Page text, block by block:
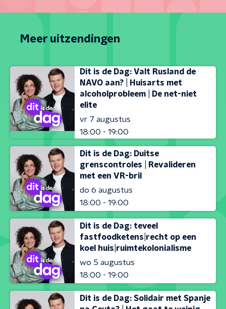
Meer uitzendingen
Dit is de Dag: Valt Rusland de
NAVO aan? | Huisarts met
alcoholprobleem | De net-niet
elite
vr 7 augustus
18:00 - 19:00
Dit is de Dag: Duitse
grenscontroles | Revalideren
met een VR-bril
do 6 augustus
18:00 - 19:00
Dit is de Dag: teveel
fastfoodketens|recht op een
koel huis|ruimtekolonialisme
wo 5 augustus
18:00 - 19:00
Dit is de Dag: Solidair met Spanje